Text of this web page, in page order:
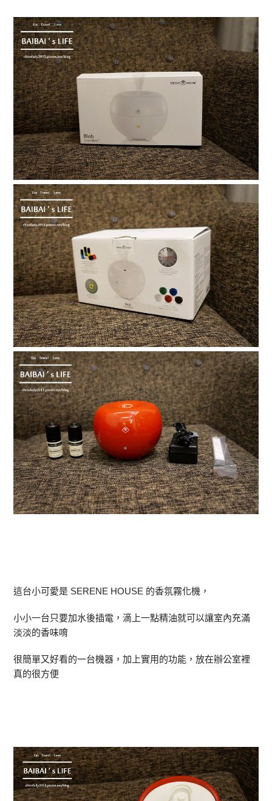
這台小可愛是 SERENE HOUSE 的香氛霧化機，
小小一台只要加水後插電，滴上一點精油就可以讓室內充滿
淡淡的香味唷
很簡單又好看的一台機器，加上實用的功能，放在辦公室裡
真的很方便